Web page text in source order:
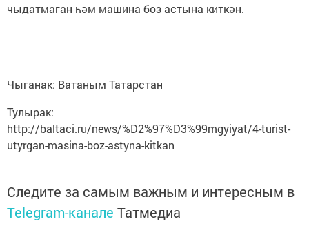
чыдатмаган һәм машина боз астына киткән.
Чыганак: Ватаным Татарстан
Тулырак:
http://baltaci.ru/news/%D2%97%D3%99mgyiyat/4-turist-
utyrgan-masina-boz-astyna-kitkan
Следите за самым важным и интересным в
Telegram-канале Татмедиа